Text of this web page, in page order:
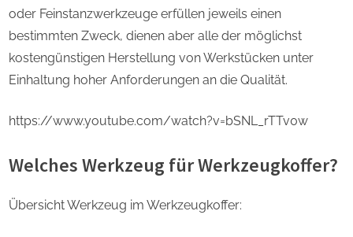
oder Feinstanzwerkzeuge erfüllen jeweils einen
bestimmten Zweck, dienen aber alle der möglichst
kostengünstigen Herstellung von Werkstücken unter
Einhaltung hoher Anforderungen an die Qualität.
https://www.youtube.com/watch?v=bSNL_rTTv0w
Welches Werkzeug für Werkzeugkoffer?
Übersicht Werkzeug im Werkzeugkoffer: